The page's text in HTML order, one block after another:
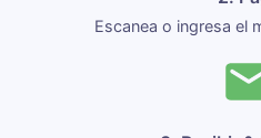
Escanea o ingresa el